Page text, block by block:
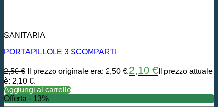
SANITARIA
PORTAPILLOLE 3 SCOMPARTI
2,50€ Il prezzo originale era: 2,50 €.2,10 € Il prezzo attuale
è: 2,10 €.
Aggiungi al carrello
Offerta - 13%